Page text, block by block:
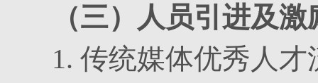
（三）人员引进及
1. 传统媒体优秀人才